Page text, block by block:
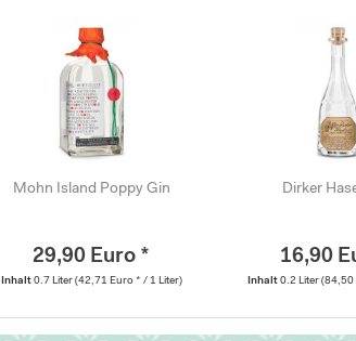
Mohn Island Poppy Gin
29,90 Euro *
Inhalt 0.7 Liter (42,71 Euro * / 1 Liter)
Dirker
16,90
Inhalt0.2 Liter(84,50